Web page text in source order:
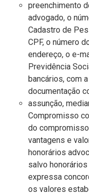
preenchimento
advogado, o
Cadastro de
CPF, o número
endereço, o e-
Previdência
bancários, com
documentação
assunção,
Compromisso
do
vantagens e
honorários
salvo
expressa
os valores